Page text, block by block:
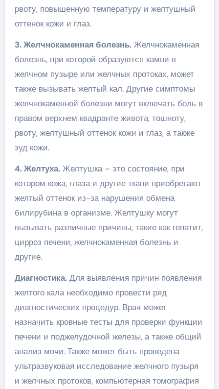
рвоту, повышенную температуру и желтушный
оттенок кожи и глаз.
3. Желчнокаменная болезнь.Желчнокаменная
болезнь, при которой образуются камни в
желчном пузыре или желчных протоках, может
также вызывать желтый кал. Другие симптомы
желчнокаменной болезни могут включать боль в
правом верхнем квадранте живота, тошноту,
рвоту, желтушный оттенок кожи и глаз, а также
зуд кожи.
4. Желтуха.Желтушка – это состояние, при
котором кожа, глаза и другие ткани приобретают
желтый оттенок из-за нарушения обмена
билирубина в организме. Желтушку могут
вызывать различные причины, такие как гепатит,
цирроз печени, желчнокаменная болезнь и
другие.
Диагностика.Для выявления причин появления
желтого кала необходимо провести ряд
диагностических процедур. Врач может
назначить кровные тесты для проверки функции
печени и поджелудочной железы, а также общий
анализ мочи. Также может быть проведена
ультразвуковая исследование желчного пузыря
и желчных протоков, компьютерная томография